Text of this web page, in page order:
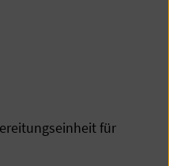
für